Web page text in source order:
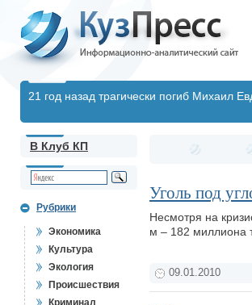
21 год назад трагически погиб Михаил
В Клуб КП
Рубрики
Экономика
Культура
Экология
Происшествия
Криминал
Уголь под
Несмотря на
м – 182 миллиона
09.01.2010